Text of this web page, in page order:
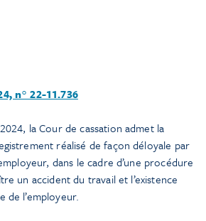
n° 22-11.736
la Cour de cassation admet la
réalisé de façon déloyale par
dans le cadre d’une procédure
un accident du travail et l’existence
de l’employeur.